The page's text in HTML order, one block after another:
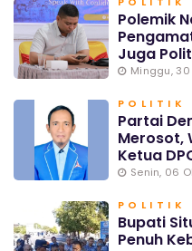
Polemik
Juga
Minggu,
POLITIK
Partai
Merosot,
Ketua
Senin, 06
POLITIK
Bupati
Penuh